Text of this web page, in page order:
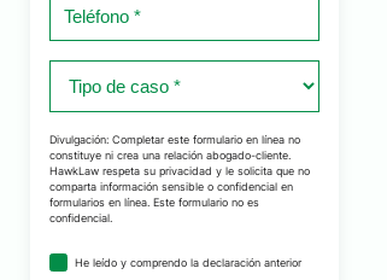
caso
*
Divulgación: Completar este formulario en línea no
constituye ni crea una relación abogado-cliente.
HawkLaw respeta su privacidad y le solicita que no
comparta información sensible o confidencial en
formularios en línea. Este formulario no es
confidencial.
acuerdo
He leído y comprendo la declaración anterior